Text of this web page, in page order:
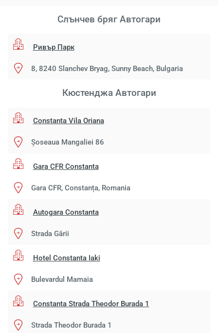
Слънчев бряг Aвтогари
Ривър Парк
8, 8240 Slanchev Bryag, Sunny Beach, Bulgaria
Кюстенджа Aвтогари
Constanta Vila Oriana
Șoseaua Mangaliei 86
Gara CFR Constanta
Gara CFR, Constanța, Romania
Autogara Constanta
Strada Gării
Hotel Constanta Iaki
Bulevardul Mamaia
Constanta Strada Theodor Burada 1
Strada Theodor Burada 1